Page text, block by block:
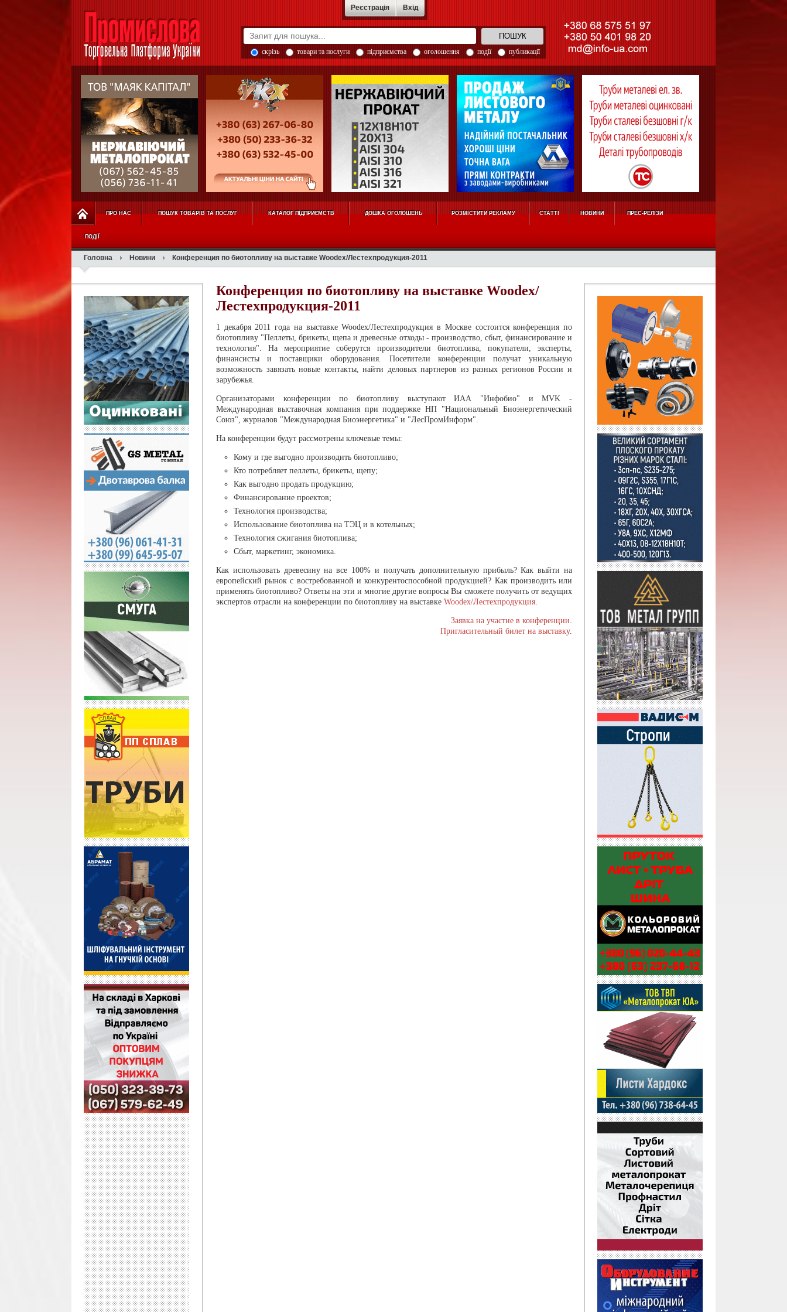
Реєстрація Вхід
скрізь товари та послуги підприємства оголошення події публикації
ПРО НАС ПОШУК ТОВАРІВ ТА ПОСЛУГ КАТАЛОГ ПІДПРИЄМСТВ ДОШКА ОГОЛОШЕНЬ РОЗМІСТИТИ РЕКЛАМУ СТАТТІ НОВИНИ ПРЕС-РЕЛІЗИ
ПОДІЇ
Головна Новини Конференция по биотопливу на выставке Woodex/Лестехпродукция-2011
Конференция по биотопливу на выставке Woodex/
Лестехпродукция-2011
1 декабря 2011 года на выставке Woodex/Лестехпродукция в Москве состоится конференция по
биотопливу "Пеллеты, брикеты, щепа и древесные отходы - производство, сбыт, финансирование и
технология". На мероприятие соберутся производители биотоплива, покупатели, эксперты,
финансисты и поставщики оборудования. Посетители конференции получат уникальную
возможность завязать новые контакты, найти деловых партнеров из разных регионов России и
зарубежья.
Организаторами конференции по биотопливу выступают ИАА "Инфобио" и MVK -
Международная выставочная компания при поддержке НП "Национальный Биоэнергетический
Союз", журналов "Международная Биоэнергетика" и "ЛесПромИнформ".
На конференции будут рассмотрены ключевые темы:
Кому и где выгодно производить биотопливо;
Кто потребляет пеллеты, брикеты, щепу;
Как выгодно продать продукцию;
Финансирование проектов;
Технология производства;
Использование биотоплива на ТЭЦ и в котельных;
Технология сжигания биотоплива;
Сбыт, маркетинг, экономика.
Как использовать древесину на все 100% и получать дополнительную прибыль? Как выйти на
европейский рынок с востребованной и конкурентоспособной продукцией? Как производить или
применять биотопливо? Ответы на эти и многие другие вопросы Вы сможете получить от ведущих
экспертов отрасли на конференции по биотопливу на выставке Woodex/Лестехпродукция.
Заявка на участие в конференции.
Пригласительный билет на выставку.